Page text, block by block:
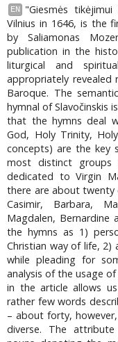
EN
"Giesmės
Vilnius in 1646, is the
by Saliamonas
publication in the
liturgical and
appropriately
Baroque. The
hymnal of Slavočinskis
that the hymns deal
God, Holy Trinity,
concepts) are the key
most distinct
dedicated to Virgin
there are about twenty
Casimir, Barbara,
Magdalen, Bernardine
the hymns as 1)
Christian way of life, 2)
while pleading for
analysis of the usage
in the article allows
rather few words
– about forty,
diverse. The